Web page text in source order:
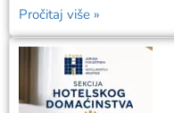
Pročitaj više »